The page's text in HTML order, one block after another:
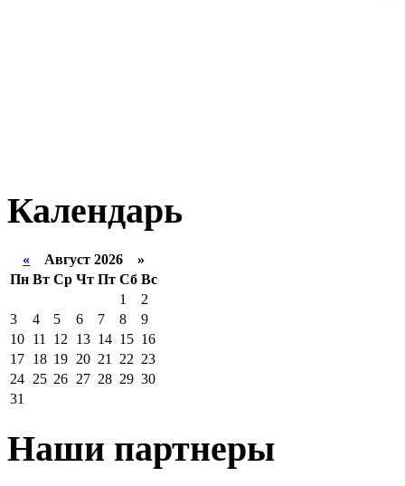
Календарь
« Август 2026 »
Пн Вт Ср Чт Пт Сб Вс
1
2
3
4 5 6 7 8
9
10 11 12 13 14 15 16
17 18 19 20 21 22 23
24 25 26 27 28 29 30
31
Наши партнеры